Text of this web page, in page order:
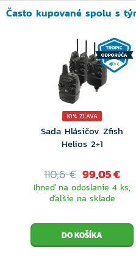
pre skvelú pevnosť
Minimá u
16mm koncové
pomáha
18mm sedlo
1K karbónu
čiernymi
Plná rukoväť z
Často kupované spolu s
10% ZĽAVA
Sada Hlásičov Zfish
Helios 2+1
110,6 € 99,05 €
Ihneď na odoslanie 4 ks,
ďalšie na sklade